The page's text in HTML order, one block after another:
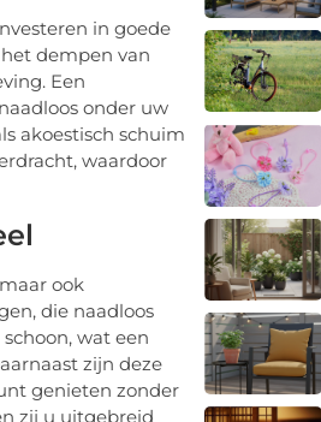
in goede
dempen van
Een
onder uw
akoestisch schuim
waardoor
ook
die naadloos
wat een
zijn deze
genieten zonder
zij u uitgebreid